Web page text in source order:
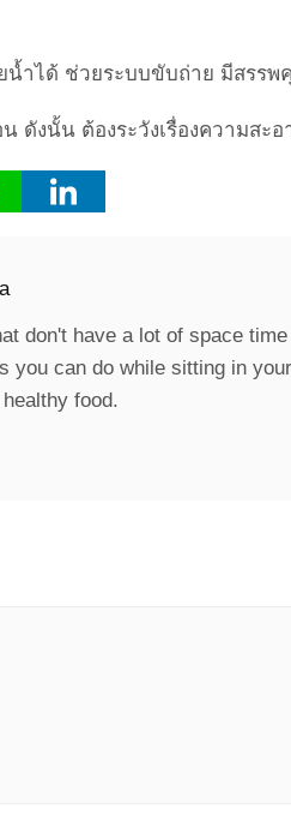
น้ำได้ ช่วยระบบขับถ่าย มีสรร
ดังนั้น ต้องระวังเรื่องความสะ
don't have a lot of space
you can do while sitting in
food.